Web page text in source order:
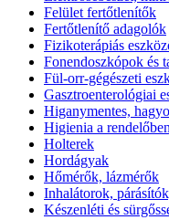
Felület fertőtlenítők
Fertőtlenítő adagolók
Fizikoterápiás
Fonendoszkópok és
Fül-orr-gégészeti
Gasztroenterológiai
Higanymentes,
Higienia a rendelőben
Holterek
Hordágyak
Hőmérők, lázmérők
Inhalátorok,
Készenléti és